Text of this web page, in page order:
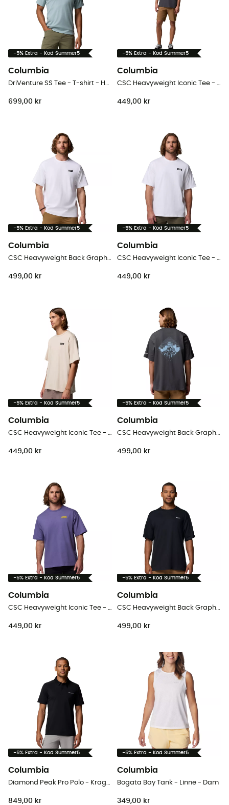
-5% Extra - Kod Summer5
Columbia
DriVenture SS Tee - T-shirt - Herr
699,00 kr
-5% Extra - Kod Summer5
Columbia
CSC Heavyweight Iconic Tee - T-shirt - Herr
449,00 kr
-5% Extra - Kod Summer5
Columbia
CSC Heavyweight Back Graphic Tee - T-shirt - Herr
499,00 kr
-5% Extra - Kod Summer5
Columbia
CSC Heavyweight Iconic Tee - T-shirt - Herr
449,00 kr
-5% Extra - Kod Summer5
Columbia
CSC Heavyweight Iconic Tee - T-shirt - Herr
449,00 kr
-5% Extra - Kod Summer5
Columbia
CSC Heavyweight Back Graphic Tee - T-shirt - Herr
499,00 kr
-5% Extra - Kod Summer5
Columbia
CSC Heavyweight Iconic Tee - T-shirt - Herr
449,00 kr
-5% Extra - Kod Summer5
Columbia
CSC Heavyweight Back Graphic Tee - T-shirt - Herr
499,00 kr
-5% Extra - Kod Summer5
Columbia
Diamond Peak Pro Polo - Kragtröja - Herr
849,00 kr
-5% Extra - Kod Summer5
Columbia
Bogata Bay Tank - Linne - Dam
349,00 kr